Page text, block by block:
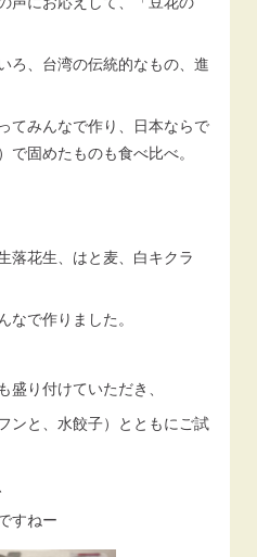
ろ、台湾の伝統的なもの、進
てみんなで作り、日本ならで
固めたものも食べ比べ。
落花生、はと麦、白キクラ
で作りました。
り付けていただき、
ンと、水餃子）とともにご試
すねー